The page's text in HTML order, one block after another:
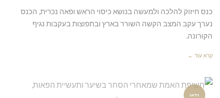
כנס חיזוק להלכה ולמעשה בנושא כיסוי הראש ופאה נכרית, הכנס
נערך עקב המצב הקשה השורר בארץ ובתפוצות בעקבות נגיף
הקורונה.
קרא עוד ←
וידאו